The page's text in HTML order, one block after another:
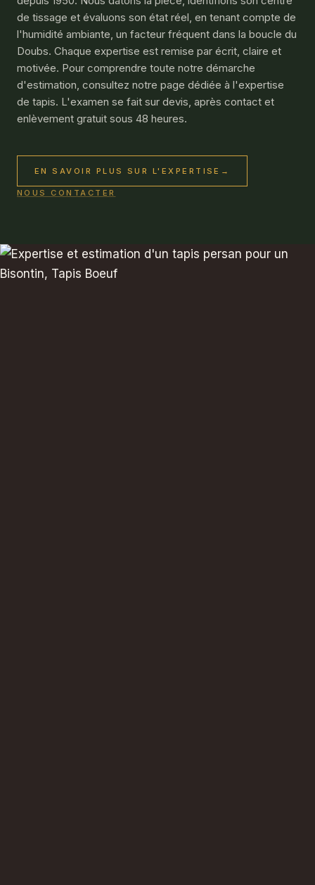
de tissage et évaluons son état réel, en tenant compte de
l'humidité ambiante, un facteur fréquent dans la boucle du
Doubs. Chaque expertise est remise par écrit, claire et
motivée. Pour comprendre toute notre démarche
d'estimation, consultez notre page dédiée à l'expertise
de tapis. L'examen se fait sur devis, après contact et
enlèvement gratuit sous 48 heures.
EN SAVOIR PLUS SUR L'EXPERTISE →
NOUS CONTACTER